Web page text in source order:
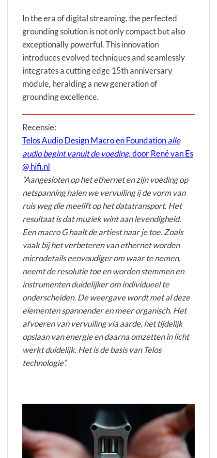
In the era of digital streaming, the perfected
grounding solution is not only compact but also
exceptionally powerful. This innovation
introduces evolved techniques and seamlessly
integrates a cutting edge 15th anniversary
module, heralding a new generation of
grounding excellence.
Recensie:
Telos Audio Design Macro en Foundationalle
audio begint vanuit de voeding. door René van Es
@ hifi.nl
“Aangesloten op het ethernet en zijn voeding op
netspanning halen we vervuiling ij de vorm van
ruis weg die meelift op het datatransport. Het
resultaat is dat muziek wint aan levendigheid.
Een macro G haalt de artiest naar je toe. Zoals
vaak bij het verbeteren van ethernet worden
microdetails eenvoudiger om waar te nemen,
neemt de resolutie toe en worden stemmen en
instrumenten duidelijker om individueel te
onderscheiden. De weergave wordt met al deze
elementen spannender en meer organisch. Het
afvoeren van vervuiling via aarde, het tijdelijk
opslaan van energie en daarna omzetten in licht
werkt duidelijk. Het is de basis van Telos
technologie”.